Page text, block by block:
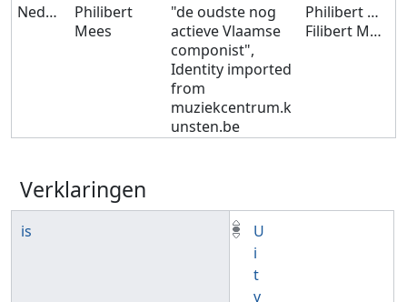
Nederlands
Philibert
Mees
"de oudste nog
actieve Vlaamse
componist",
Identity imported
from
muziekcentrum.k
unsten.be
Philibert MEES
Filibert MEES
Verklaringen
is
U
i
t
v